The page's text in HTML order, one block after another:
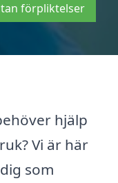
förpliktelser
hjälp
Vi är här
som